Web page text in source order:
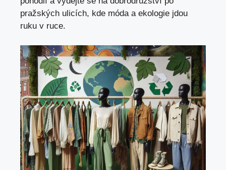
pražských ulicích, kde móda a ekologie jdou
ruku v ruce.